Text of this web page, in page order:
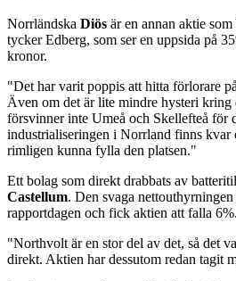
Norrländska Diös är en annan aktie
tycker Edberg, som ser en uppsida på
kronor.
"Det har varit poppis att hitta förlorare på
Även om det är lite mindre hysteri kring
försvinner inte Umeå och Skellefteå för
industrialiseringen i Norrland finns kvar
rimligen kunna fylla den platsen."
Ett bolag som direkt drabbats av
Castellum. Den svaga
rapportdagen och fick aktien att falla 6%.
"Northvolt är en stor del av det, så det
direkt. Aktien har dessutom redan tagit